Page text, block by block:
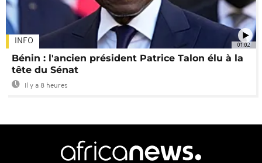
01:02
INFO
Bénin : l'ancien président Patrice Talon élu à la
tête du Sénat
Il y a 8 heures